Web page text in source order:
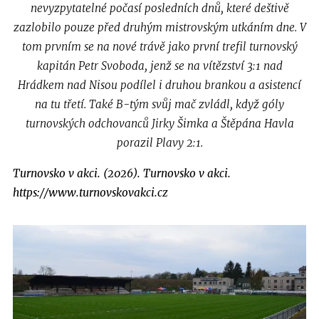
nevyzpytatelné počasí posledních dnů, které deštivě
zazlobilo pouze před druhým mistrovským utkáním dne. V
tom prvním se na nové trávě jako první trefil turnovský
kapitán Petr Svoboda, jenž se na vítězství 3:1 nad
Hrádkem nad Nisou podílel i druhou brankou a asistencí
na tu třetí. Také B-tým svůj mač zvládl, když góly
turnovských odchovanců Jirky Šimka a Štěpána Havla
porazil Plavy 2:1.
Turnovsko v akci. (2026). Turnovsko v akci.
https://www.turnovskovakci.cz